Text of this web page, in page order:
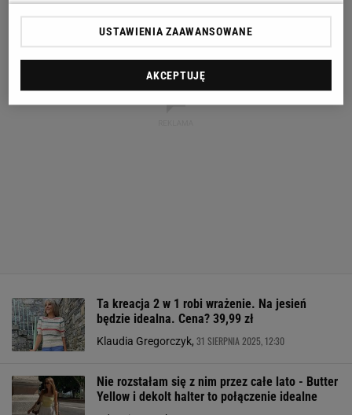
Ta kreacja 2 w 1 robi wrażenie. Na jesień
będzie idealna. Cena? 39,99 zł
Klaudia Gregorczyk, 31 SIERPNIA 2025, 12:30
Nie rozstałam się z nim przez całe lato - Butter
Yellow i dekolt halter to połączenie idealne
USTAWIENIA ZAAWANSOWANE
AKCEPTUJĘ